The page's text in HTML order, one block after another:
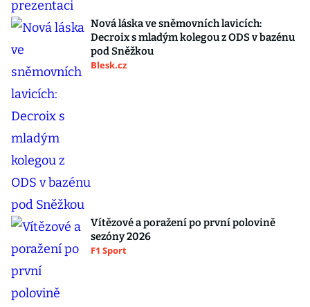
Nová láska ve sněmovních lavicích:
Decroix s mladým kolegou z ODS v bazénu
pod Sněžkou
Blesk.cz
Vítězové a poražení po první polovině
sezóny 2026
F1 Sport